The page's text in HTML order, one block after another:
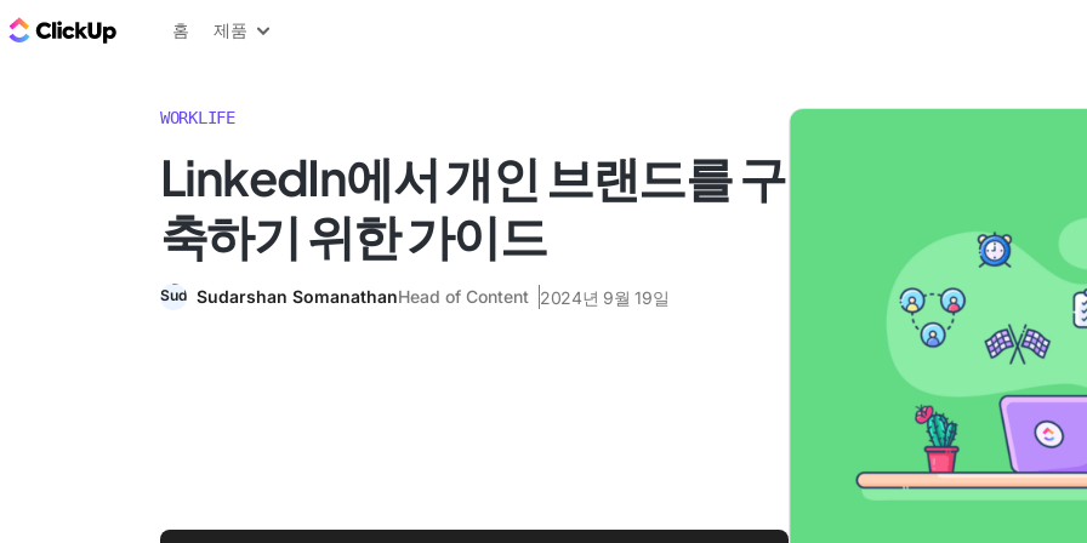
ClickUp 블로그
홈 제품
WORKLIFE
LinkedIn에서 개인 브랜드를 구
축하기 위한 가이드
Sudarshan SomanathanHead of Content 2024년 9월 19일